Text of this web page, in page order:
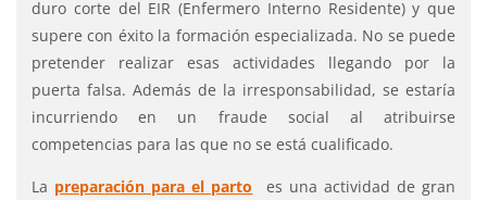
duro corte del EIR (Enfermero Interno Residente) y que
supere con éxito la formación especializada. No se puede
pretender realizar esas actividades llegando por la
puerta falsa. Además de la irresponsabilidad, se estaría
incurriendo en un fraude social al atribuirse
competencias para las que no se está cualificado.
La preparación para el parto es una actividad de gran